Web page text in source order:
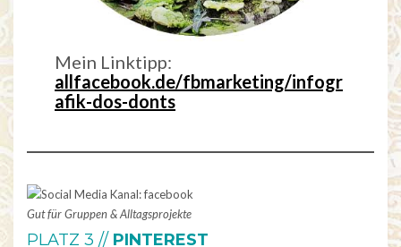
Mein Linktipp:
allfacebook.de/fbmarketing/infogr
afik-dos-donts
Gut für Gruppen & Alltagsprojekte
PLATZ 3 // PINTEREST